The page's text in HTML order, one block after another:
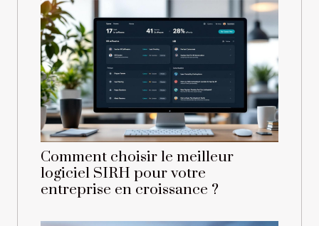
Comment choisir le meilleur
logiciel SIRH pour votre
entreprise en croissance ?